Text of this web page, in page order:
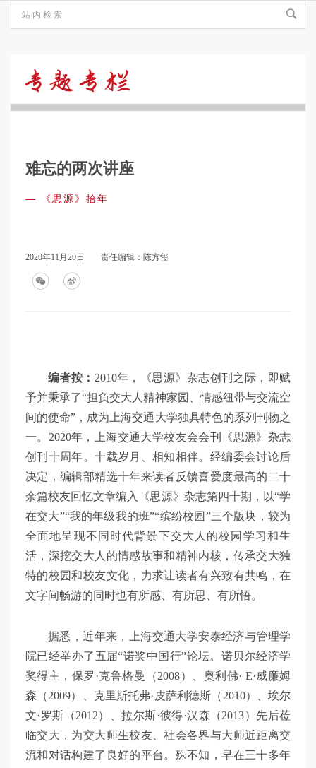
拾
难忘的两次讲座
— 《思源》拾年
2020年11月20日 责任编辑：陈方玺
编者按： 2010年，《思源》杂志创刊之际，即赋
予并秉承了“担负交大人精神家园、情感纽带与交流空
间的使命”，成为上海交通大学独具特色的系列刊物之
一。2020年，上海交通大学校友会会刊《思源》杂志
创刊十周年。十载岁月、相知相伴。经编委会讨论后
决定，编辑部精选十年来读者反馈喜爱度最高的二十
余篇校友回忆文章编入《思源》杂志第四十期，以“学
在交大”“我的年级我的班”“缤纷校园”三个版块，较为
全面地呈现不同时代背景下交大人的校园学习和生
活，深挖交大人的情感故事和精神内核，传承交大独
特的校园和校友文化，力求让读者有兴致有共鸣，在
文字间畅游的同时也有所感、有所思、有所悟。
据悉，近年来，上海交通大学安泰经济与管理学
院已经举办了五届“诺奖中国行”论坛。诺贝尔经济学
奖得主，保罗·克鲁格曼（2008）、奥利佛· E·威廉姆
森（2009）、克里斯托弗·皮萨利德斯（ 2010）、埃尔
文·罗斯（2012）、拉尔斯·彼得·汉森（2013）先后莅
临交大，为交大师生校友、社会各界与大师近距离交
流和对话构建了良好的平台。殊不知，早在三十多年